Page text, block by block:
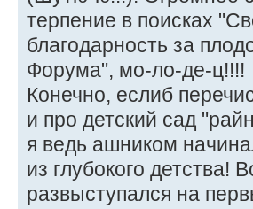
терпение в поисках
благодарность за
Форума", мо-ло-де-ц!!!!
Конечно, еслиб
и про детский сад
я ведь ашником
из глубокого детства!
развыступался на